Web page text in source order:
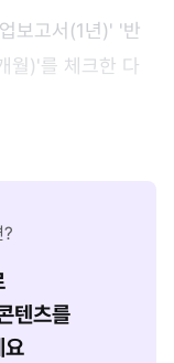
보고서(1년)' '반
월)'를 체크한 다
?
텐츠를
요